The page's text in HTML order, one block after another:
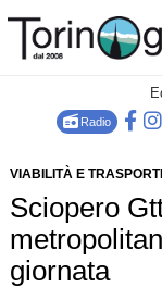
Radio
VIABILITÀ E TRASPORTI
Sciopero
giornata